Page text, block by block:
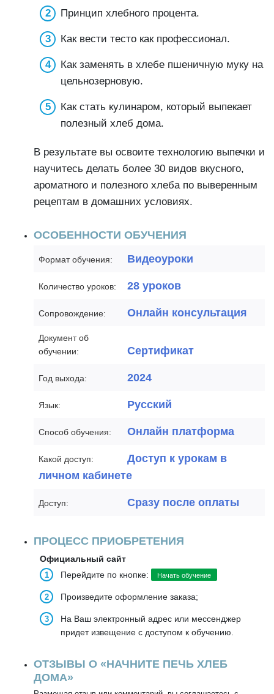
Принцип хлебного процента.
Как вести тесто как профессионал.
Как заменять в хлебе пшеничную муку на
цельнозерновую.
Как стать кулинаром, который выпекает
полезный хлеб дома.
В результате вы освоите технологию выпечки и
научитесь делать более 30 видов вкусного,
ароматного и полезного хлеба по выверенным
рецептам в домашних условиях.
ОСОБЕННОСТИ ОБУЧЕНИЯ
Формат обучения: Видеоуроки
Количество уроков: 28 уроков
Сопровождение: Онлайн консультация
Документ об
обучении:
Сертификат
Год выхода: 2024
Язык: Русский
Способ обучения: Онлайн платформа
Какой доступ:
Доступ к урокам в
личном кабинете
Доступ: Сразу после оплаты
ПРОЦЕСС ПРИОБРЕТЕНИЯ
Официальный сайт
Перейдите по кнопке:
Начать обучение
Произведите оформление заказа;
На Ваш электронный адрес или мессенджер
придет извещение с доступом к обучению.
ОТЗЫВЫ О «НАЧНИТЕ ПЕЧЬ ХЛЕБ
ДОМА»